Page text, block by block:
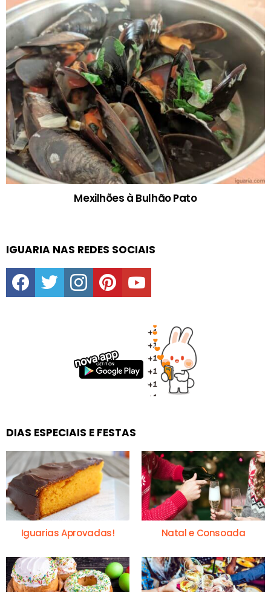
Mexilhões à Bulhão Pato
IGUARIA NAS REDES SOCIAIS
facebooktwitter instagrampinterestyoutube
DIAS ESPECIAIS E FESTAS
Iguarias Aprovadas! Natal e Consoada